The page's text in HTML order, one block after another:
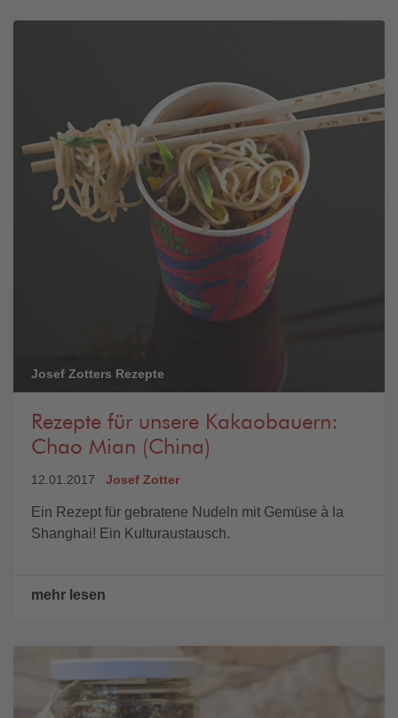
Josef Zotters Rezepte
Rezepte für unsere Kakaobauern:
Chao Mian (China)
12.01.2017 Josef Zotter
Ein Rezept für gebratene Nudeln mit Gemüse à la
Shanghai! Ein Kulturaustausch.
mehr lesen